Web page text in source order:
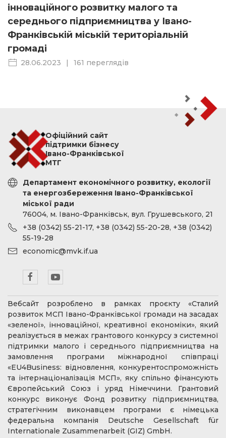
інноваційного розвитку малого та
середнього підприємництва у Івано-
Франківській міській територіальній
громаді
28.06.2023 | 161 переглядів
Офіційний сайт
підтримки бізнесу
Івано-Франківської
МТГ
Департамент економічного розвитку, екології
та енергозбереження Івано-Франківської
міської ради
76004, м. Івано-Франківськ, вул. Грушевського, 21
+38 (0342) 55-21-17, +38 (0342) 55-20-28, +38 (0342)
55-19-28
economic@mvk.if.ua
Вебсайт розроблено в рамках проєкту «Сталий
розвиток МСП Івано-Франківської громади на засадах
«зеленої», інноваційної, креативної економіки», який
реалізується в межах грантового конкурсу з системної
підтримки малого і середнього підприємництва на
замовлення програми міжнародної співпраці
«EU4Business: відновлення, конкурентоспроможність
та інтернаціоналізація МСП», яку спільно фінансують
Європейський Союз і уряд Німеччини. Грантовий
конкурс виконує Фонд розвитку підприємництва,
стратегічним виконавцем програми є німецька
федеральна компанія Deutsche Gesellschaft für
Internationale Zusammenarbeit (GIZ) GmbH.